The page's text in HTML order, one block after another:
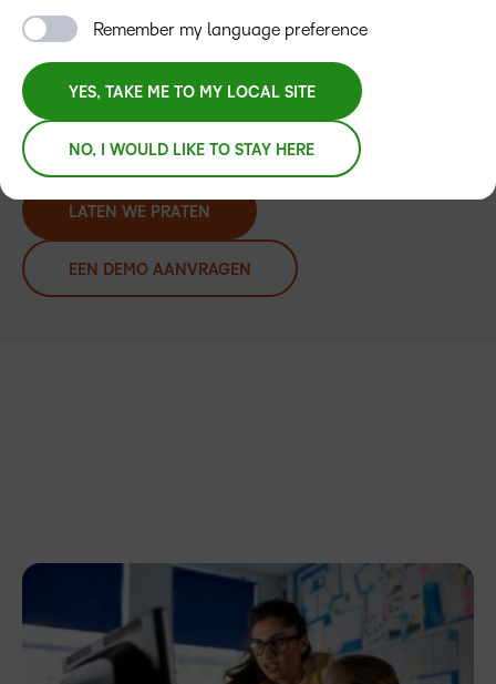
je klaslokaal of op zoek bent naar manieren om het
gemengd leren naar een hoger niveau te tillen,
Brightspace is flexibel genoeg voor zowel beginners als
professionals.
LATEN WE PRATEN
EEN DEMO AANVRAGEN
Remember my language preference
YES, TAKE ME TO MY LOCAL SITE
NO, I WOULD LIKE TO STAY HERE